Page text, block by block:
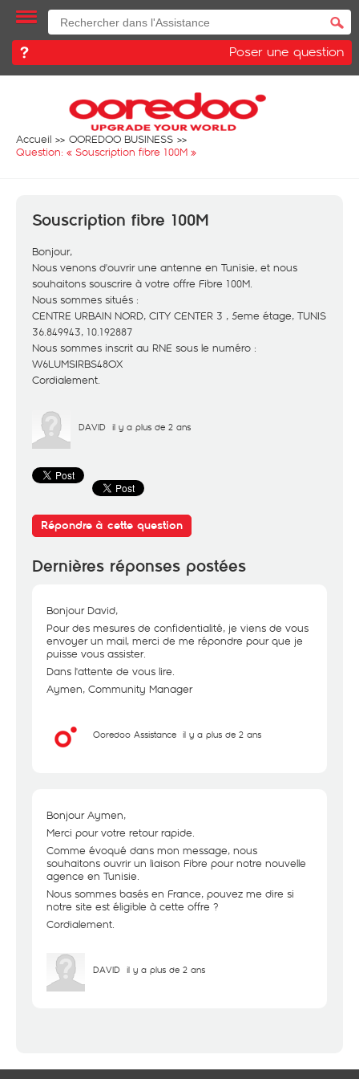
Poser une question
Accueil
OOREDOO BUSINESS
Question: « Souscription fibre 100M »
Souscription fibre 100M
Bonjour,
Nous venons d'ouvrir une antenne en Tunisie, et nous
souhaitons souscrire à votre offre Fibre 100M.
Nous sommes situés :
CENTRE URBAIN NORD, CITY CENTER 3 , 5eme étage, TUNIS
36.849943, 10.192887
Nous sommes inscrit au RNE sous le numéro :
W6LUMSIRBS48OX
Cordialement.
DAVID il y a plus de 2 ans
Répondre à cette question
Dernières réponses postées
Bonjour David,
Pour des mesures de confidentialité, je viens de vous
envoyer un mail, merci de me répondre pour que je
puisse vous assister.
Dans l'attente de vous lire.
Aymen, Community Manager
Ooredoo Assistance il y a plus de 2 ans
Bonjour Aymen,
Merci pour votre retour rapide.
Comme évoqué dans mon message, nous
souhaitons ouvrir un liaison Fibre pour notre nouvelle
agence en Tunisie.
Nous sommes basés en France, pouvez me dire si
notre site est éligible à cette offre ?
Cordialement.
DAVID il y a plus de 2 ans